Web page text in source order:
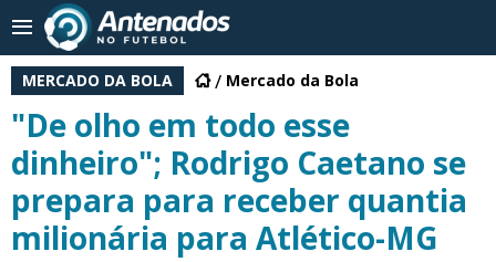
MERCADO DA BOLA Mercado da Bola
"De olho em todo esse
dinheiro"; Rodrigo Caetano se
prepara para receber quantia
milionária para Atlético-MG